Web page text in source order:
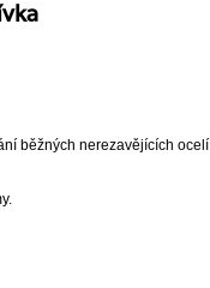
běžných nerezavějících ocelí